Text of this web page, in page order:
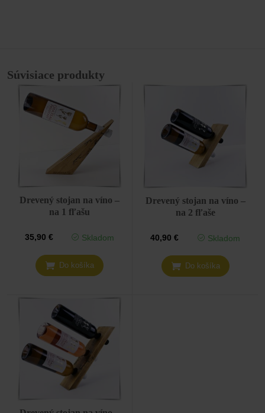
Súvisiace produkty
Drevený stojan na víno –
na 1 fľašu
35,90 € Skladom
Do košíka
Drevený stojan na víno –
na 2 fľaše
40,90€ Skladom
Do košíka